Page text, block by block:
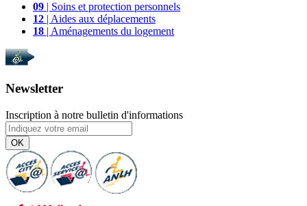
09 | Soins et protection personnels
12 | Aides aux déplacements
18 | Aménagements du logement
Newsletter
Inscription à notre bulletin d'informations
OK